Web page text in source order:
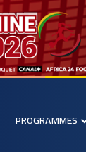
PROGRAMMES